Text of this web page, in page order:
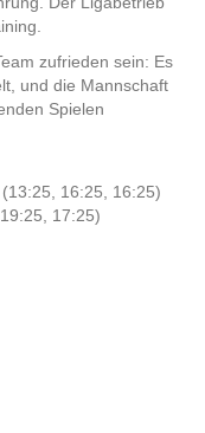
zufrieden sein: Es
und die Mannschaft
Spielen
16:25, 16:25)
17:25)